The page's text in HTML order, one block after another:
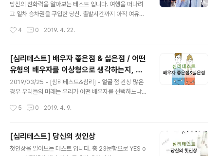
는것에 대한 두려움이 있기 때문에 싸움이 생겨도 항상 중
립의 입장을 유지합니다. 겉으로는 쿨해보이고 도도해서
신경을 많이 쓰는 여린사람입니다. 2. 귀 당신은 사고방식
당신의 친화력을 알아보는 테스트 입니다. 여행을 떠나려
고 열차 승차권을 구입한 당신. 출발시간까지 아직 여유가
니까? 1. 손에 들고 있다. 2. 주머니에 넣는다. 3. 수첩이나
이버 결과 1. 손에 들고 있다. 당신은 주관이 뚜렷한 성격을
갖고 있습니다. 상대가 자기 타입이면 무조건 내 사람으로
만들려는 의지가 강한 당신. 한번 믿은 사람은 어떻게든 밀
어주고 대개의 사람을 자기 편으로 끌어들이려 노력을 아
끼지 않습니다. 사람을 대할 때 굳건한 의지는 좋지만 너무
네이버 2. 주머니에 넣는다. 당신은 소심하고 완고한 편이
4 0 2019. 4. 22.
[심리테스트] 배우자 좋은점 & 싫은점 / 어떤
유형의 배우자를 이상형으로 생각하는지, 만
날까봐 두려워 하는지
2019/03/25 - [심리테스트&심리] - 얼굴 점 관상 많은
경우 우리들의 미래는 우리가 어떤 배우자를 선택하느냐에
을 가지고 온 동물과 나쁜 소식을 전해주러온 동물이 있습
전해주러온 동물은 무엇인가요? 같은 동물을 선택하셔도
됩니다. 출처: 네이버 1. 호랑이 2. 개 3. 양 4. 앵무새 5. 거
북이 이 문제에서 동물들은 당신이 어떤 유형의 배우자를
5 0 2019. 4. 9.
[심리테스트] 당신의 첫인상
첫인상을 알아보는 테스트 입니다. 총 23문항으로 YES o